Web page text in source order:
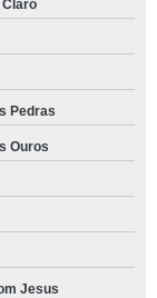
Pedras
Ouros
Jesus